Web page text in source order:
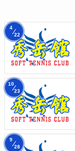
4
22
10
23
9
28